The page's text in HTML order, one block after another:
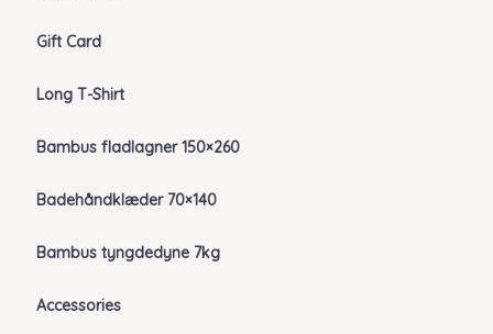
Gift Card
Long T-Shirt
Bambus fladlagner 150×260
Badehåndklæder 70×140
Bambus tyngdedyne 7kg
Accessories